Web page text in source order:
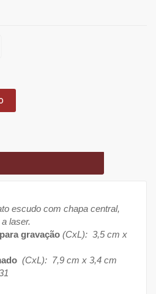
escudo com chapa central,
laser.
gravação (CxL): 3,5 cm x
(CxL): 7,9 cm x 3,4 cm